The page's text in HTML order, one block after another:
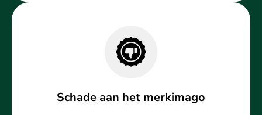
Schade aan het merkimago